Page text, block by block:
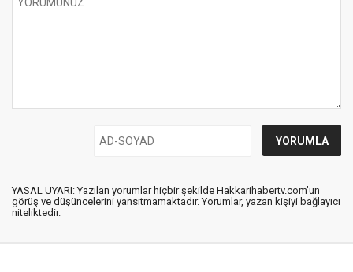
YASAL UYARI: Yazılan yorumlar hiçbir şekilde Hakkarihabertv.com’un
görüş ve düşüncelerini yansıtmamaktadır. Yorumlar, yazan kişiyi bağlayıcı
niteliktedir.